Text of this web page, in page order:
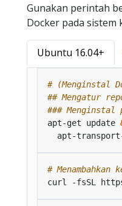
Gunakan perintah
Docker pada sistem
Ubuntu 16.04+
# (Menginstal
## Mengatur
### Menginstal
apt-get update
# Menambahkan
curl -fsSL